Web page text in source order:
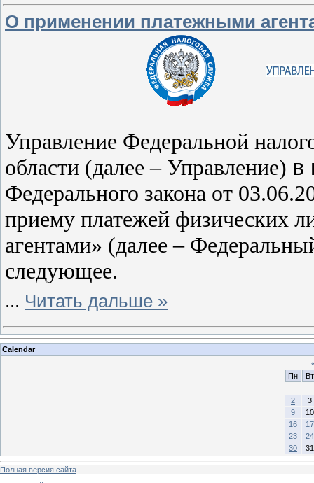
О применении платежными
Управление Федеральной
области (далее – Управление) в
Федерального закона от
приему платежей физических
агентами» (далее –
следующее.
... Читать дальше »
Calendar
Пн
Вт
2
3
9
10
16
17
23
24
30
31
Полная версия сайта